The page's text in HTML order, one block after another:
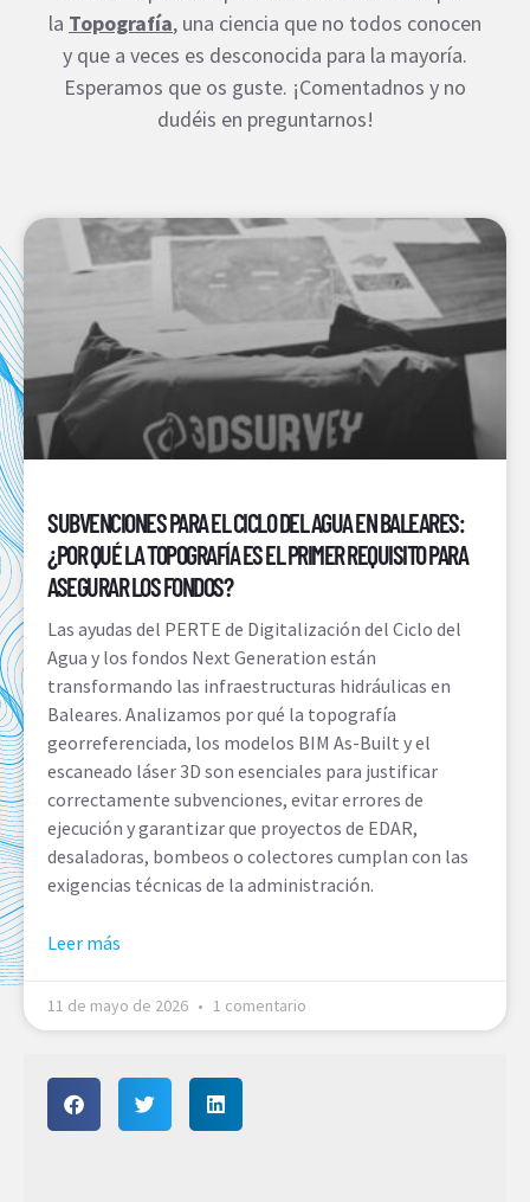
la Topografía, una ciencia que no todos conocen
y que a veces es desconocida para la mayoría.
Esperamos que os guste. ¡Comentadnos y no
dudéis en preguntarnos!
SUBVENCIONES PARA EL CICLO DEL AGUA EN BALEARES:
¿POR QUÉ LA TOPOGRAFÍA ES EL PRIMER REQUISITO PARA
ASEGURAR LOS FONDOS?
Las ayudas del PERTE de Digitalización del Ciclo del
Agua y los fondos Next Generation están
transformando las infraestructuras hidráulicas en
Baleares. Analizamos por qué la topografía
georreferenciada, los modelos BIM As-Built y el
escaneado láser 3D son esenciales para justificar
correctamente subvenciones, evitar errores de
ejecución y garantizar que proyectos de EDAR,
desaladoras, bombeos o colectores cumplan con las
exigencias técnicas de la administración.
Leer más
11 de mayo de 2026 1 comentario